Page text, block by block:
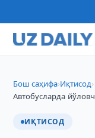
Бош саҳифа›Иқтисод›
Автобусларда
ИҚТИСОД